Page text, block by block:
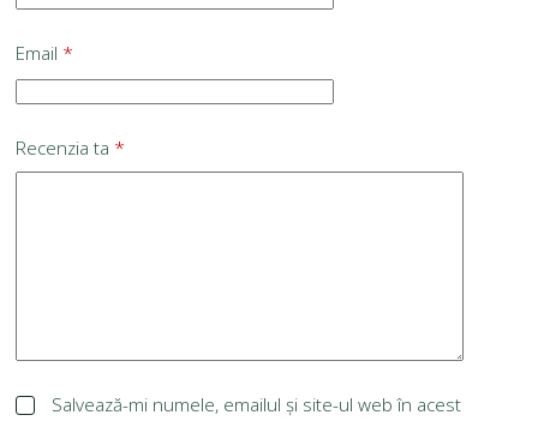
Email *
Recenzia ta *
Salvează-mi numele, emailul și site-ul web în acest